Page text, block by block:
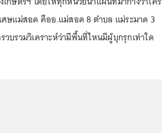
ศษแม่สอด คืออ.แม่สอด 8 ตำบล แม่ระมาด 3
บรวมวิเคราะห์ว่ามีพื้นที่ไหนมีผู้บุกรุกเท่าใด